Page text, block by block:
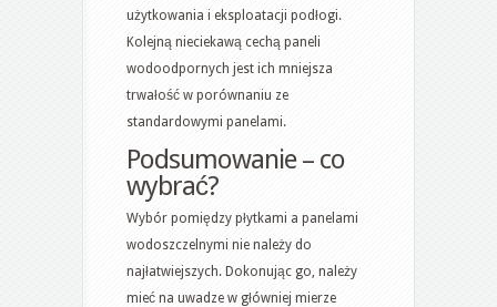
użytkowania i eksploatacji podłogi.
Kolejną nieciekawą cechą paneli
wodoodpornych jest ich mniejsza
trwałość w porównaniu ze
standardowymi panelami.
Podsumowanie – co
wybrać?
Wybór pomiędzy płytkami a panelami
wodoszczelnymi nie należy do
najłatwiejszych. Dokonując go, należy
mieć na uwadze w główniej mierze